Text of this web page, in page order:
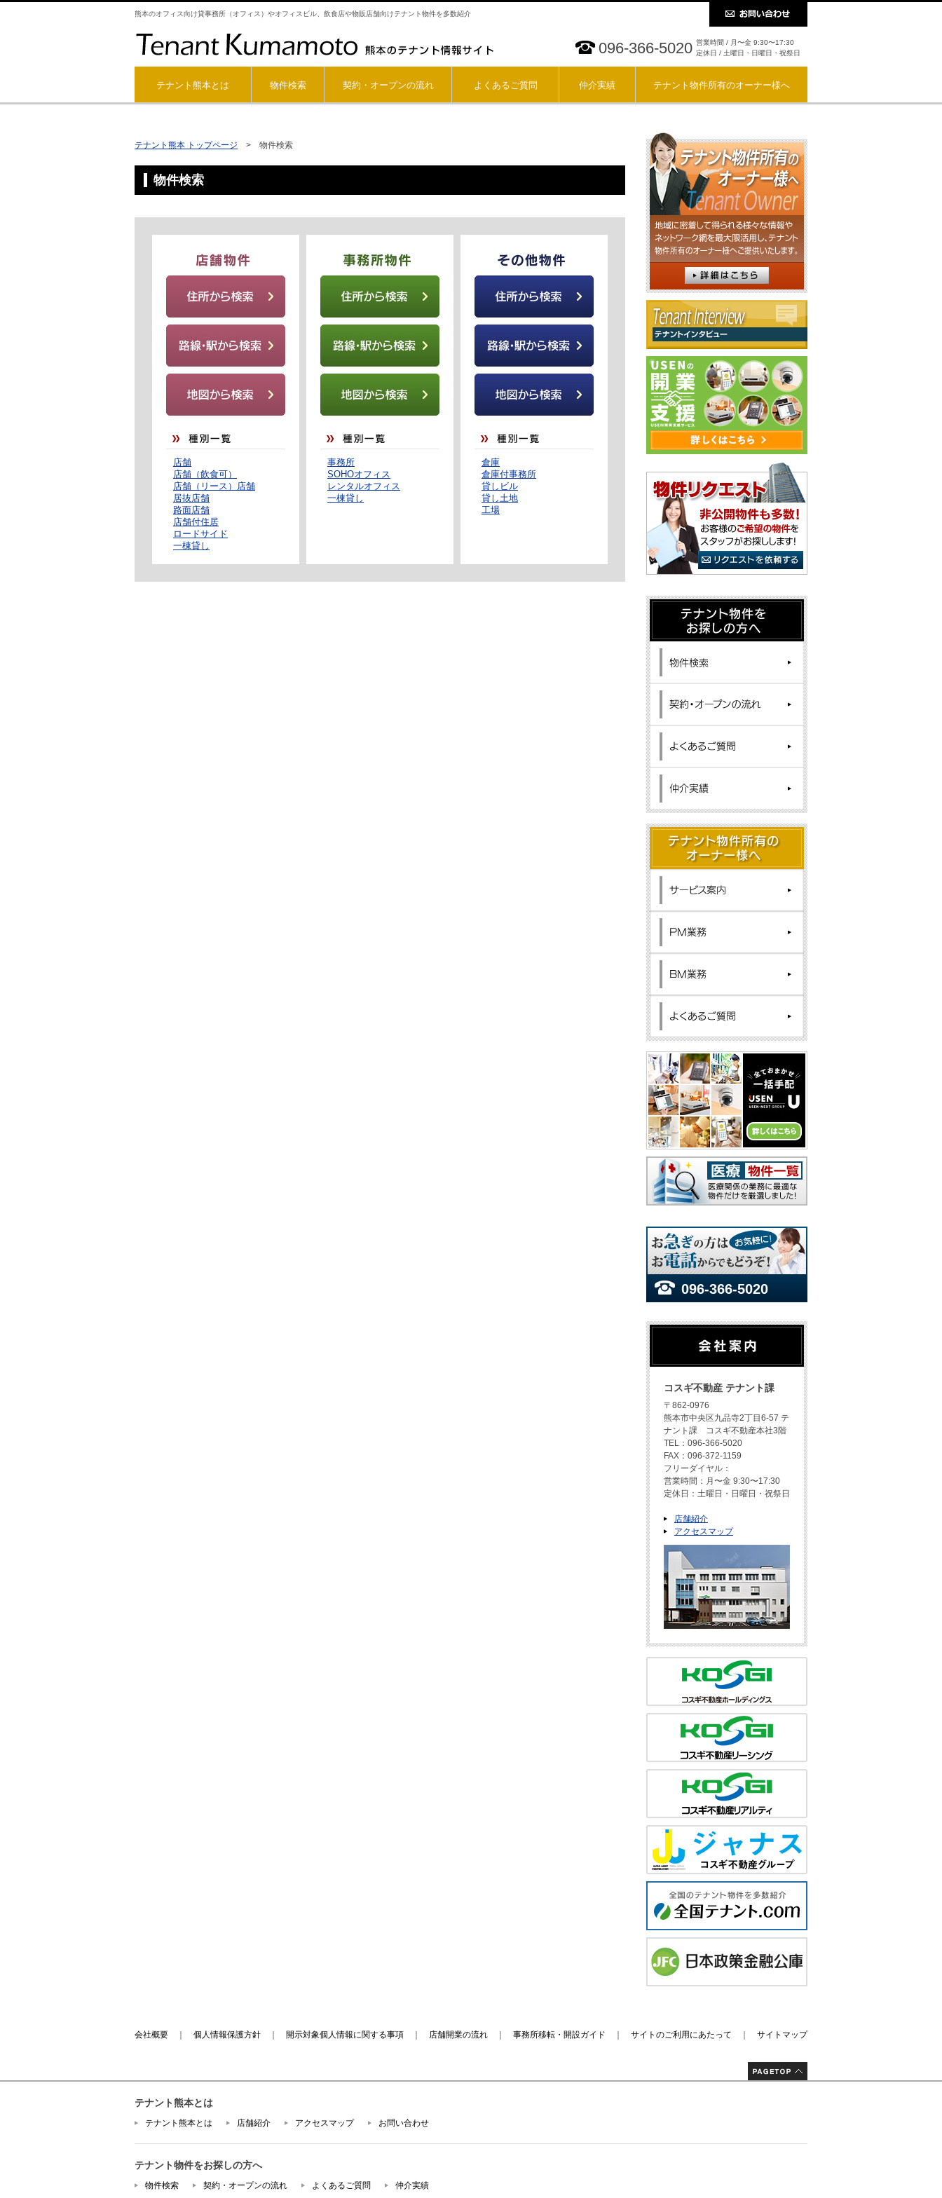
熊本のオフィス向け貸事務所（オフィス）やオフィスビル、飲食店や物販店舗向けテナント物件を多数紹介
096-366-5020 営業時間 / 月〜金 9:30〜17:30
定休日 / 土曜日・日曜日・祝祭日
テナント熊本とは 物件検索 契約・オープンの流れ よくあるご質問 仲介実績 テナント物件所有のオーナー様へ
テナント熊本 トップページ > 物件検索
物件検索
店舗
店舗（飲食可）
店舗（リース）店舗
居抜店舗
路面店舗
店舗付住居
ロードサイド
一棟貸し
事務所
SOHOオフィス
レンタルオフィス
一棟貸し
倉庫
倉庫付事務所
貸しビル
貸し土地
工場
096-366-5020
コスギ不動産 テナント課
〒862-0976
熊本市中央区九品寺2丁目6-57 テ
ナント課 コスギ不動産本社3階
TEL：096-366-5020
FAX：096-372-1159
フリーダイヤル：
営業時間：月〜金 9:30〜17:30
定休日：土曜日・日曜日・祝祭日
店舗紹介
アクセスマップ
会社概要 個人情報保護方針 開示対象個人情報に関する事項 店舗開業の流れ 事務所移転・開設ガイド サイトのご利用にあたって サイトマップ
テナント熊本とは
テナント熊本とは 店舗紹介 アクセスマップ お問い合わせ
テナント物件をお探しの方へ
物件検索 契約・オープンの流れ よくあるご質問 仲介実績